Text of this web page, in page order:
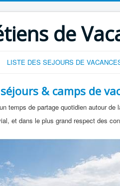
de
LISTE DES SEJOURS DE
& camps de
temps de partage quotidien autour
et dans le plus grand respect des